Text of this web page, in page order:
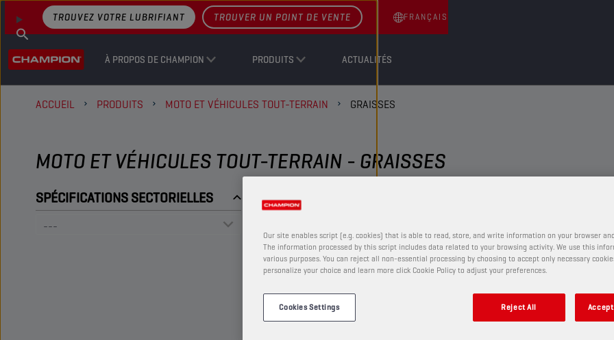
À PROPOS DE CHAMPION PRODUITS ACTUALITÉS
TROUVEZ VOTRE LUBRIFIANT TROUVER UN POINT DE VENTE FRANÇAIS
ACCUEIL PRODUITS MOTO ET VÉHICULES TOUT-TERRAIN GRAISSES
MOTO ET VÉHICULES TOUT-TERRAIN - GRAISSES
SPÉCIFICATIONS SECTORIELLES
GRAISSES
CHAMPIONANH CA
Our site enables script (e.g. cookies) that is able to read, store, and write information on your browser
The information processed by this script includes data related to your browsing activity. We use this
various purposes. You can reject all non-essential processing by choosing to accept only necessary
personalize your choice and learn more click Cookie Policy to adjust your preferences.
Cookies Settings Reject All